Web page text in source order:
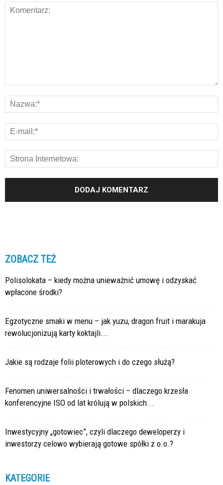
ZOBACZ TEŻ
Polisolokata – kiedy można unieważnić umowę i odzyskać
wpłacone środki?
Egzotyczne smaki w menu – jak yuzu, dragon fruit i marakuja
rewolucjonizują karty koktajli...
Jakie są rodzaje folii ploterowych i do czego służą?
Fenomen uniwersalności i trwałości – dlaczego krzesła
konferencyjne ISO od lat królują w polskich...
Inwestycyjny „gotowiec”, czyli dlaczego deweloperzy i
inwestorzy celowo wybierają gotowe spółki z o.o.?
KATEGORIE